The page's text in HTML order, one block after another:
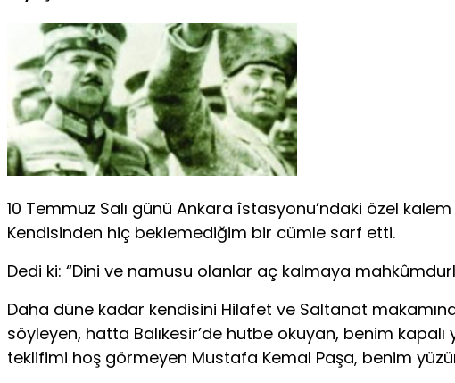
10 Temmuz Salı günü Ankara îstasyonu’ndaki özel
Kendisinden hiç beklemediğim bir cümle sarf etti.
Dedi ki: “Dini ve namusu olanlar aç kalmaya
Daha düne kadar kendisini Hilafet ve Saltanat
söyleyen, hatta Balıkesir’de hutbe okuyan, benim
teklifimi hoş görmeyen Mustafa Kemal Paşa, benim